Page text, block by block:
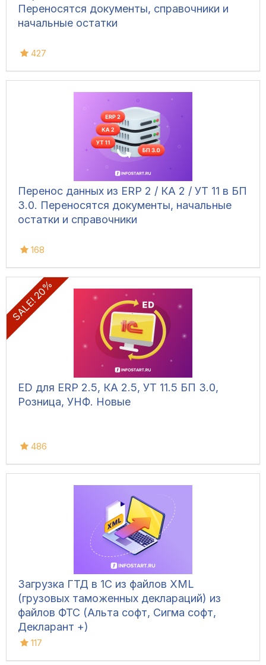
Переносятся документы, справочники и
начальные остатки
427
Перенос данных из ERP 2 / КА 2 / УТ 11 в БП
3.0. Переносятся документы, начальные
остатки и справочники
168
SALE! 20%
ED для ERP 2.5, КА 2.5, УТ 11.5 БП 3.0,
Розница, УНФ. Новые
486
Загрузка ГТД в 1С из файлов XML
(грузовых таможенных деклараций) из
файлов ФТС (Альта софт, Сигма софт,
Декларант +)
117